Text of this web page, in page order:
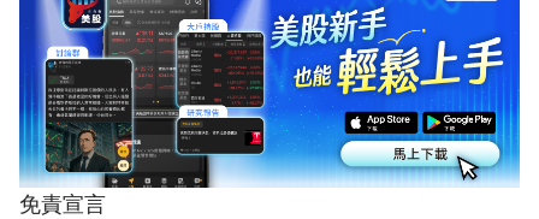
免責宣言